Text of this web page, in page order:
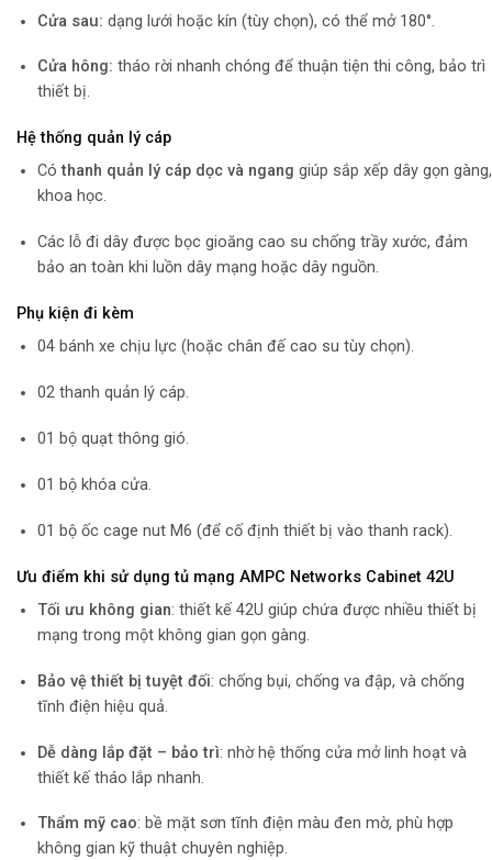
Cửa sau: dạng lưới hoặc kín (tùy chọn), có thể mở 180°.
Cửa hông: tháo rời nhanh chóng để thuận tiện thi công, bảo trì
thiết bị.
Hệ thống quản lý cáp
Cóthanh quản lý cáp dọc và ngang giúp sắp xếp dây gọn gàng,
khoa học.
Các lỗ đi dây được bọc gioăng cao su chống trầy xước, đảm
bảo an toàn khi luồn dây mạng hoặc dây nguồn.
Phụ kiện đi kèm
04 bánh xe chịu lực (hoặc chân đế cao su tùy chọn).
02 thanh quản lý cáp.
01 bộ quạt thông gió.
01 bộ khóa cửa.
01 bộ ốc cage nut M6 (để cố định thiết bị vào thanh rack).
Ưu điểm khi sử dụng tủ mạng AMPC Networks Cabinet 42U
Tối ưu không gian: thiết kế 42U giúp chứa được nhiều thiết bị
mạng trong một không gian gọn gàng.
Bảo vệ thiết bị tuyệt đối: chống bụi, chống va đập, và chống
tĩnh điện hiệu quả.
Dễ dàng lắp đặt – bảo trì: nhờ hệ thống cửa mở linh hoạt và
thiết kế tháo lắp nhanh.
Thẩm mỹ cao: bề mặt sơn tĩnh điện màu đen mờ, phù hợp
không gian kỹ thuật chuyên nghiệp.